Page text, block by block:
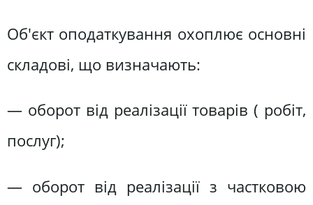
Об'єкт оподаткування охоплює основні
складові, що визначають:
— оборот від реалізації товарів ( робіт,
послуг);
— оборот від реалізації з частковою